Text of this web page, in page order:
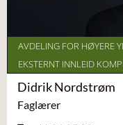
AVDELING FOR HØYERE
EKSTERNT INNLEID
Didrik Nordstrøm
Faglærer